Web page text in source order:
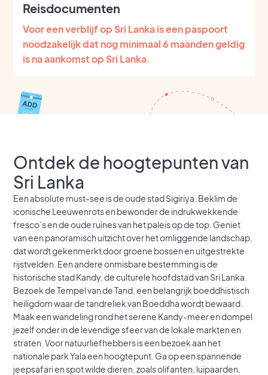
Reisdocumenten
Voor een verblijf op Sri Lanka is een paspoort
noodzakelijk dat nog minimaal 6 maanden geldig
is na aankomst op Sri Lanka.
Ontdek de hoogtepunten van
Sri Lanka
Een absolute must-see is de oude stad Sigiriya. Beklim de
iconische Leeuwenrots en bewonder de indrukwekkende
fresco’s en de oude ruïnes van het paleis op de top. Geniet
van een panoramisch uitzicht over het omliggende landschap,
dat wordt gekenmerkt door groene bossen en uitgestrekte
rijstvelden. Een andere onmisbare bestemming is de
historische stad Kandy, de culturele hoofdstad van Sri Lanka.
Bezoek de Tempel van de Tand, een belangrijk boeddhistisch
heiligdom waar de tandreliek van Boeddha wordt bewaard.
Maak een wandeling rond het serene Kandy-meer en dompel
jezelf onder in de levendige sfeer van de lokale markten en
straten. Voor natuurliefhebbers is een bezoek aan het
nationale park Yala een hoogtepunt. Ga op een spannende
jeepsafari en spot wilde dieren, zoals olifanten, luipaarden,